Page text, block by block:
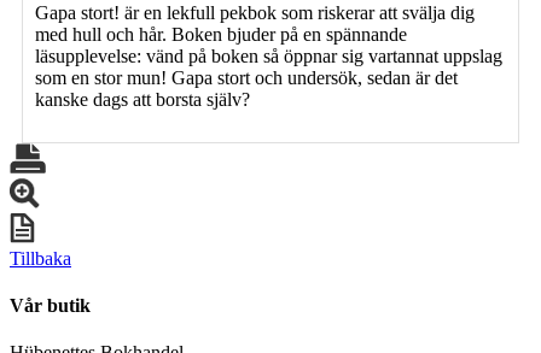
Gapa stort! är en lekfull pekbok som riskerar att svälja dig
med hull och hår. Boken bjuder på en spännande
läsupplevelse: vänd på boken så öppnar sig vartannat uppslag
som en stor mun! Gapa stort och undersök, sedan är det
kanske dags att borsta själv?
Tillbaka
Vår butik